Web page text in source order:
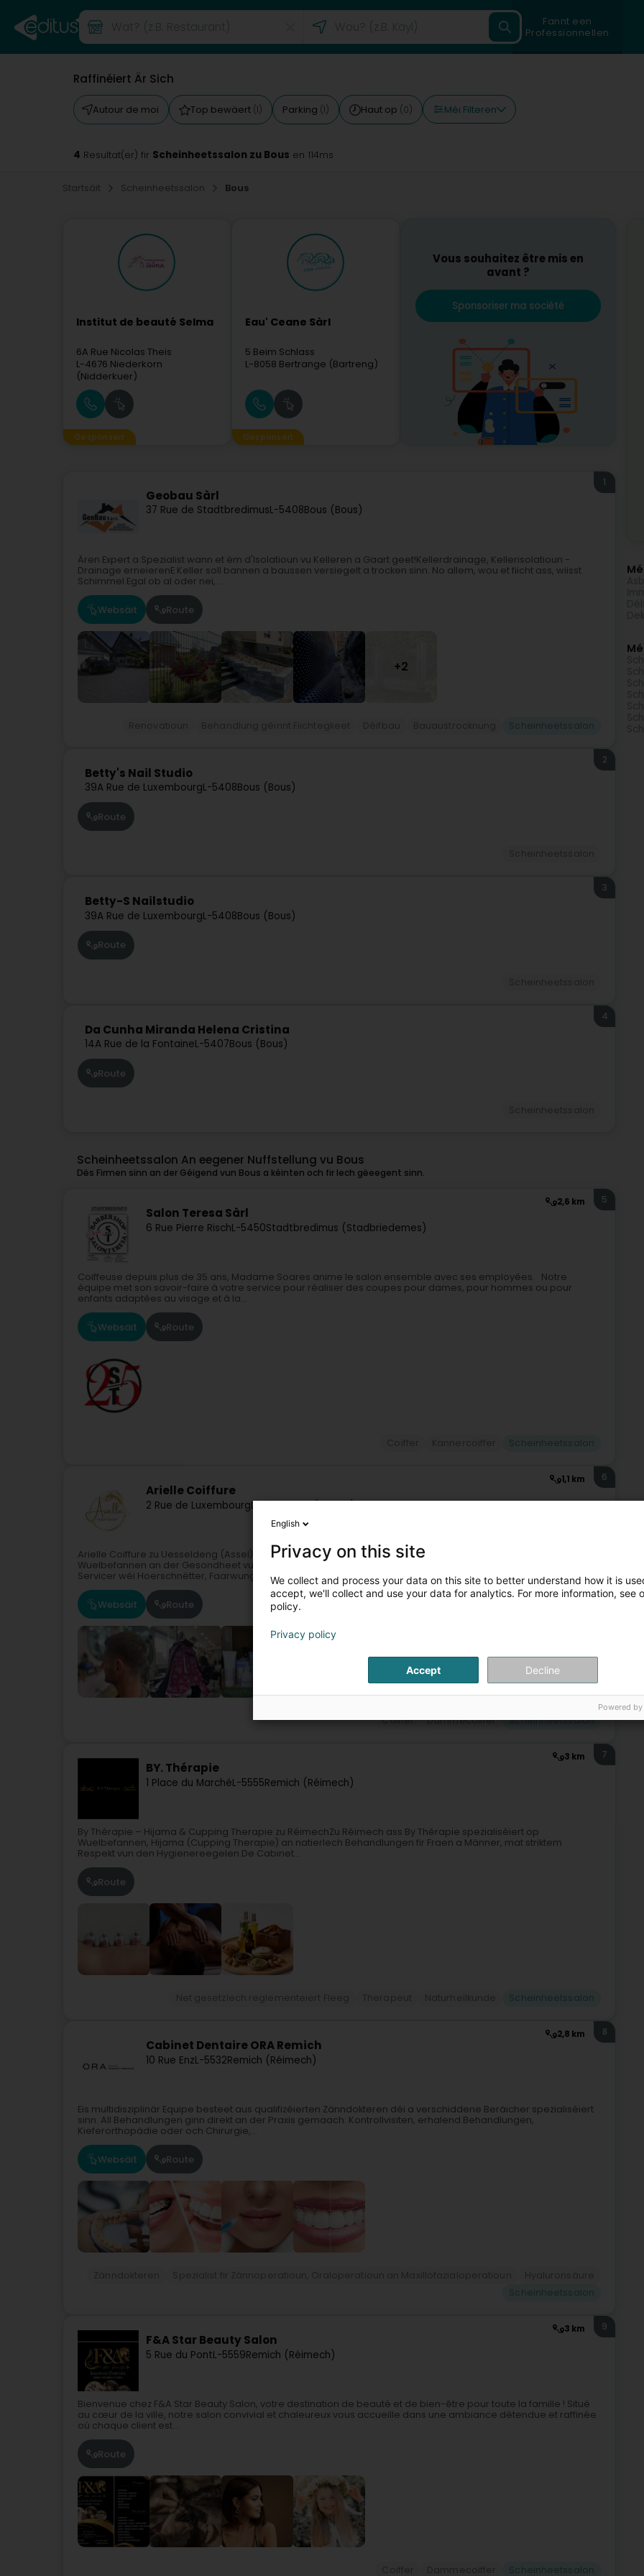
Fannt een
Professionnellen
Raffinéiert Är Sich
Autour de moi Top bewäert (1) Parking (1) Haut op (0) Méi Filteren
4 Resultat(er) fir Scheinheetssalon zu Bous en 114ms
Startsäit Scheinheetssalon Bous
Institut de beauté Selma
6A Rue Nicolas Theis
L-4676 Niederkorn
(Nidderkuer)
Gesponsert
Eau' Ceane Sàrl
5 Beim Schlass
L-8058 Bertrange (Bartreng)
Gesponsert
Vous souhaitez être mis en
avant ?
Sponsoriser ma société
Geobau Sàrl
37 Rue de StadtbredimusL-5408Bous (Bous)
1
Ären Expert a Spezialist wann et ëm d'Isolatioun vu Kelleren a Gaart geet!Kellerdrainage, Kellerisolatioun -
Drainage erneierenE Keller soll bannen a baussen versiegelt a trocken sinn. No allem, wou et fiicht ass, wiisst
Schimmel.Egal ob al oder nei,...
Websäit Route
+2
Betty's Nail Studio
39A Rue de LuxembourgL-5408Bous (Bous)
2
Route
Betty-S Nailstudio
39A Rue de LuxembourgL-5408Bous (Bous)
3
Route
Da Cunha Miranda Helena Cristina
14A Rue de la FontaineL-5407Bous (Bous)
4
Route
Scheinheetssalon An eegener Nuffstellung vu Bous
Dës Firmen sinn an der Géigend vun Bous a kéinten och fir Iech gëeegent sinn.
2,6 km
Salon Teresa Sàrl
6 Rue Pierre RischL-5450Stadtbredimus (Stadbriedemes)
5
Coiffeuse depuis plus de 35 ans, Madame Soares anime le salon ensemble avec ses employées. Notre
équipe met son savoir-faire à votre service pour réaliser des coupes pour dames, pour hommes ou pour
enfants adaptées au visage et à la...
Websäit Route
1,1 km
Arielle Coiffure
2 Rue de LuxembourgL-5402Assel (Aassel)
6
Arielle Coiffure zu Uesseldeng (Assel) begréisst Iech an engem Salon, deen sech der Schéinheet, dem
Wuelbefannen an der Gesondheet vun Ären Hoer widmet. Eis professionell Equipe bitt Iech personaliséiert
Servicer wéi Hoerschnëtter, Faarwungen,...
Websäit Route
Coiffer Dammecoiffer Scheinheetssalon
3 km
BY. Thérapie
1 Place du MarchéL-5555Remich (Réimech)
7
By Thérapie – Hijama & Cupping Therapie zu RéimechZu Réimech ass By Thérapie spezialiséiert op
Wuelbefannen, Hijama (Cupping Therapie) an natierlech Behandlungen fir Fraen a Männer, mat striktem
Respekt vun den Hygienereegelen.De Cabinet...
Route
2,8 km
Cabinet Dentaire ORA Remich
10 Rue EnzL-5532Remich (Réimech)
8
Eis multidisziplinär Equipe besteet aus qualifizéierten Zänndokteren déi a verschiddene Beräicher spezialiséiert
sinn. All Behandlungen ginn direkt an der Praxis gemaach: Kontrollvisiten, erhalend Behandlungen,
Kieferorthopädie oder och Chirurgie,...
Websäit Route
3 km
F&A Star Beauty Salon
5 Rue du PontL-5559Remich (Réimech)
9
Bienvenue chez F&A Star Beauty Salon, votre destination de beauté et de bien-être pour toute la famille ! Situé
au cœur de la ville, notre salon convivial et chaleureux vous accueille dans une ambiance détendue et raffinée
où chaque client est...
Route
English
Privacy on this site
We collect and process your data on this site to better understand how it is
accept, we'll collect and use your data for analytics. For more information, see
policy.
Privacy policy
Accept Decline
Powered by